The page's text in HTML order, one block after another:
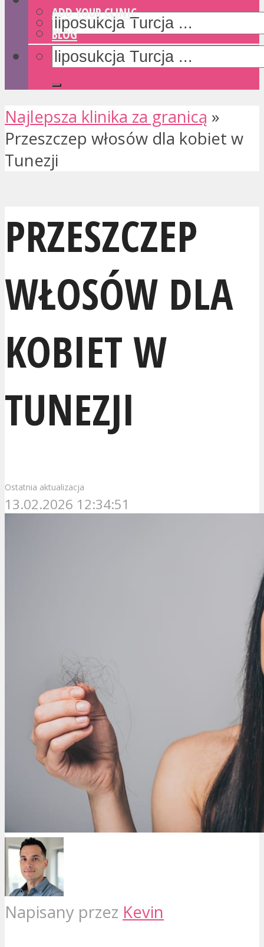
ADD YOUR CLINIC
BLOG
Najlepsza klinika za granicą »
Przeszczep włosów dla kobiet w
Tunezji
PRZESZCZEP
WŁOSÓW DLA
KOBIET W
TUNEZJI
Ostatnia aktualizacja
13.02.2026 12:34:51
Napisany przez Kevin